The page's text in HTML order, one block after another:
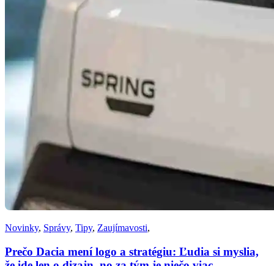
Novinky, Správy, Tipy, Zaujímavosti,
Prečo Dacia mení logo a stratégiu: Ľudia si myslia,